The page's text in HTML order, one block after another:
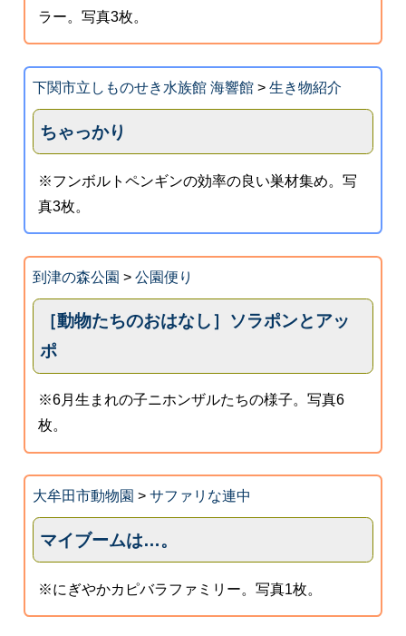
ラー。写真3枚。
下関市立しものせき水族館 海響館> 生き物紹介
ちゃっかり
※フンボルトペンギンの効率の良い巣材集め。写
真3枚。
到津の森公園 > 公園便り
［動物たちのおはなし］ソラポンとアッ
ポ
※6月生まれの子ニホンザルたちの様子。写真6
枚。
大牟田市動物園 > サファリな連中
マイブームは…。
※にぎやかカピバラファミリー。写真1枚。